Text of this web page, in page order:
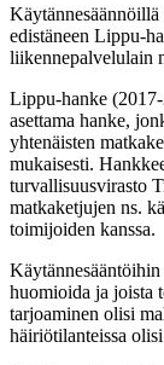
edistäneen Lippu-
liikennepalvelulain
Lippu-hanke
asettama hanke,
yhtenäisten
mukaisesti.
turvallisuusvirasto
matkaketjujen ns.
toimijoiden kanssa.
huomioida ja joista
tarjoaminen olisi
häiriötilanteissa